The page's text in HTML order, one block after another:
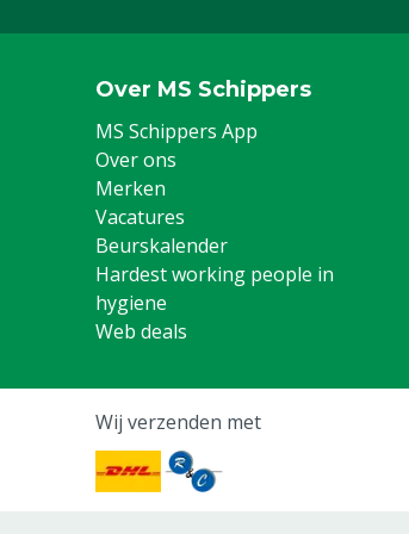
Over MS Schippers
MS Schippers App
Over ons
Merken
Vacatures
Beurskalender
Hardest working people in
hygiene
Web deals
Wij verzenden met